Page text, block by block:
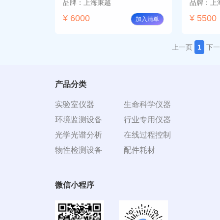
品牌：上海秉越
¥ 6000 加入清单
品牌：上
¥ 5500
上一页 1 下
产品分类
实验室仪器
环境监测设备
光学光谱分析
物性检测设备
生命科学仪器
行业专用仪器
在线过程控制
配件耗材
微信小程序